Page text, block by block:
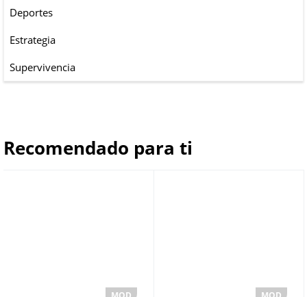
Deportes
Estrategia
Supervivencia
Recomendado para ti